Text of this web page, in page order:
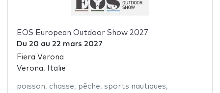
EOS European Outdoor Show 2027
Du 20 au 22 mars 2027
Fiera Verona
Verona, Italie
poisson, chasse, pêche, sports nautiques,